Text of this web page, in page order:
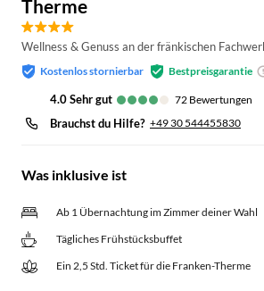
Therme
Wellness & Genuss an der fränkischen
Kostenlos stornierbar Bestpreisgarantie
4.0 sehr gut 72 Bewertungen
Brauchst du Hilfe? +49 30 544455830
Was inklusive ist
Ab 1 Übernachtung im Zimmer deiner Wahl
Tägliches Frühstücksbuffet
Ein 2,5 Std. Ticket für die Franken-Therme